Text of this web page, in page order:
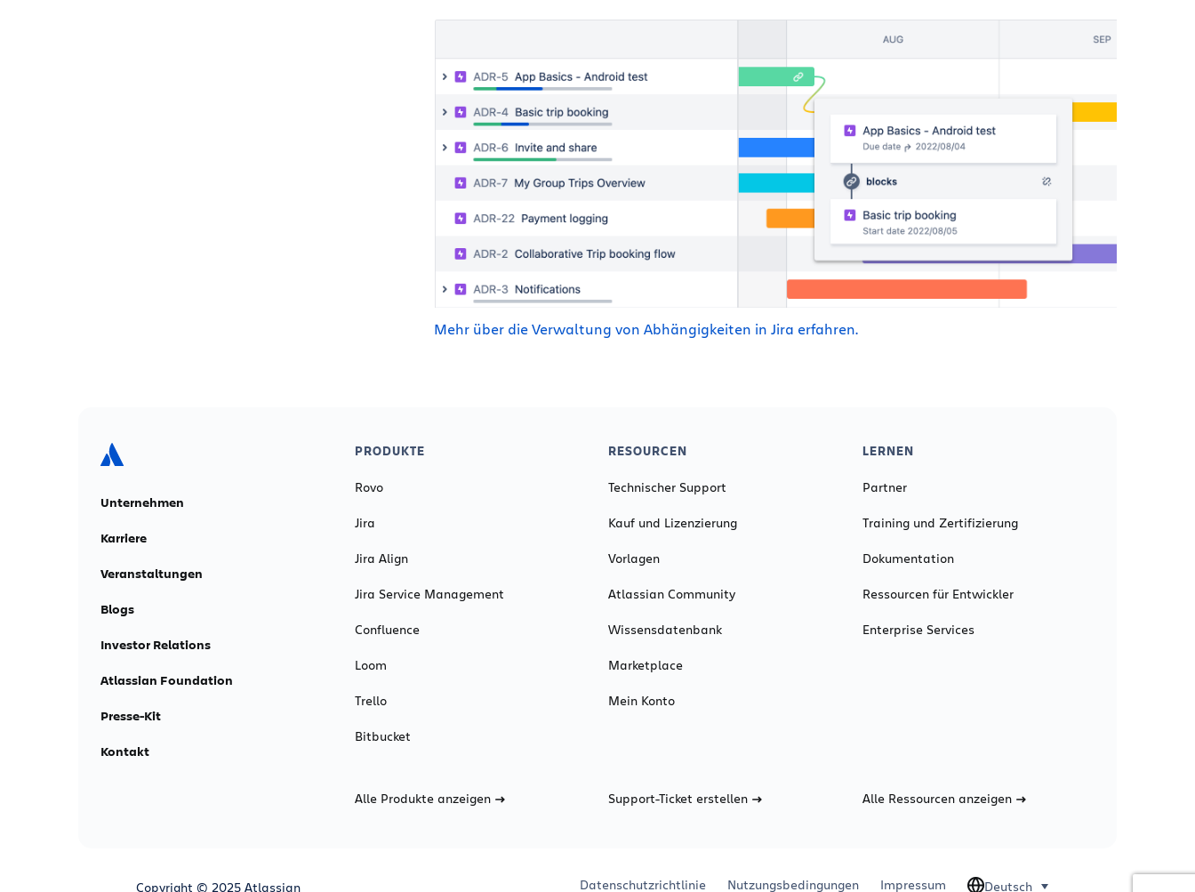
Mehr über die Verwaltung von Abhängigkeiten in Jira erfahren.
Unternehmen
Karriere
Veranstaltungen
Blogs
Investor Relations
Atlassian Foundation
Presse-Kit
Kontakt
PRODUKTE
Rovo
Jira
Jira Align
Jira Service Management
Confluence
Loom
Trello
Bitbucket
Alle Produkte anzeigen
RESOURCEN
Technischer Support
Kauf und Lizenzierung
Vorlagen
Atlassian Community
Wissensdatenbank
Marketplace
Mein Konto
Support-Ticket erstellen
LERNEN
Partner
Training und Zertifizierung
Dokumentation
Ressourcen für Entwickler
Enterprise Services
Alle Ressourcen anzeigen
Copyright © 2025 Atlassian Datenschutzrichtlinie Nutzungsbedingungen Impressum